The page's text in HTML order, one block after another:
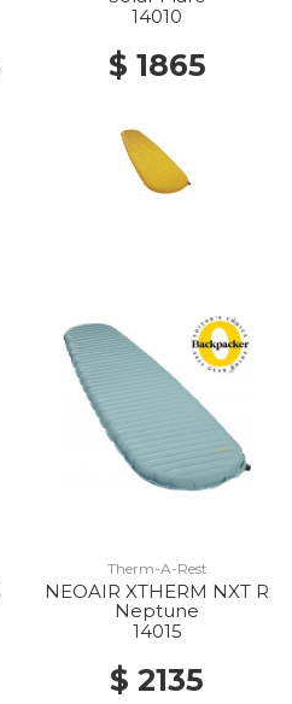
14010
$ 1865
Therm-A-Rest
NEOAIR XTHERM NXT R
Neptune
14015
$ 2135